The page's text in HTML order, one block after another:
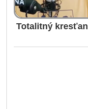
Totalitný kresťan